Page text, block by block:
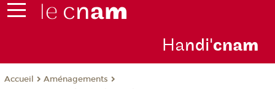
Handi'cnam
Accueil
Aménagements